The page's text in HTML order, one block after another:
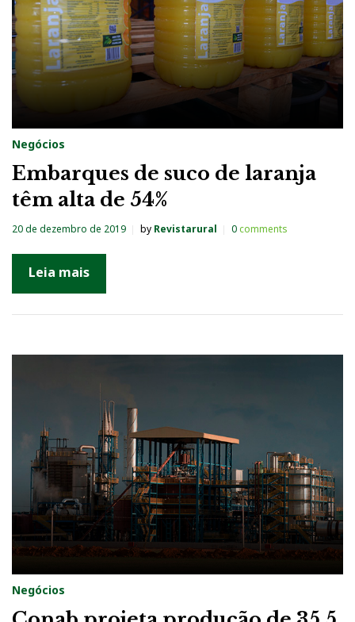
Negócios
Embarques de suco de laranja
têm alta de 54%
20 de dezembro de 2019 by Revistarural 0comments
Leia mais
Negócios